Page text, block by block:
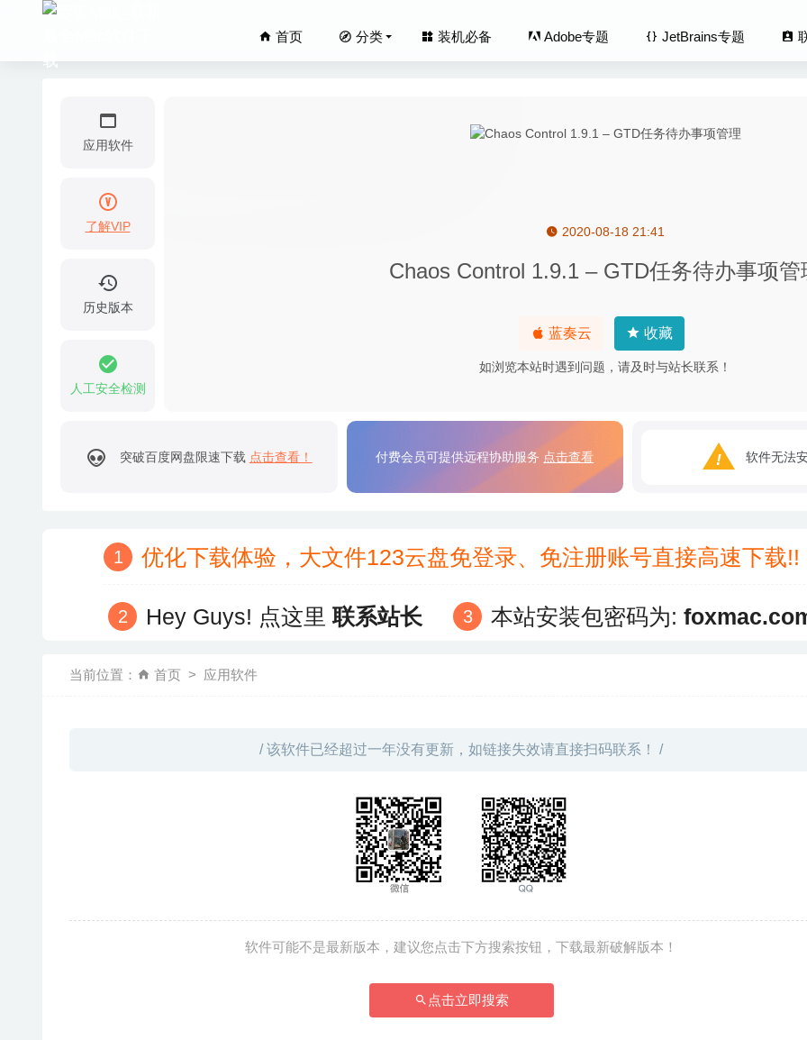
首页 分类 装机必备 Adobe专题 JetBrains专题
应用软件
了解VIP
历史版本
人工安全检测
2020-08-18 21:41
Chaos Control 1.9.1 – GTD任务待办事项管
蓝奏云 收藏
如浏览本站时遇到问题，请及时与站长联系！
突破百度网盘限速下载 点击查看！ 付费会员可提供远程协助服务 点击查看 软件无法
优化下载体验，大文件123云盘免登录、免注册账号直接高速下
Hey Guys! 点这里联系站长 本站安装包密码为:
当前位置： 首页 应用软件
/ 该软件已经超过一年没有更新，如链接失效请直接扫码联系！ /
软件可能不是最新版本，建议您点击下方搜索按钮，下载最新破解版本！
点击立即搜索
JProfiler 11.1.2 for Mac- 超强的JAVA应用性能分析工具 2020-03-17
Mitti 1.5.6 – 功能强大且易于使用的专业视频回放解决方案